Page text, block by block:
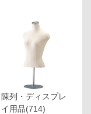
陳列・ディスプレ
イ用品(714)